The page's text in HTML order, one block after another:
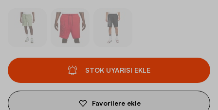
STOK UYARISI EKLE
Favorilere ekle